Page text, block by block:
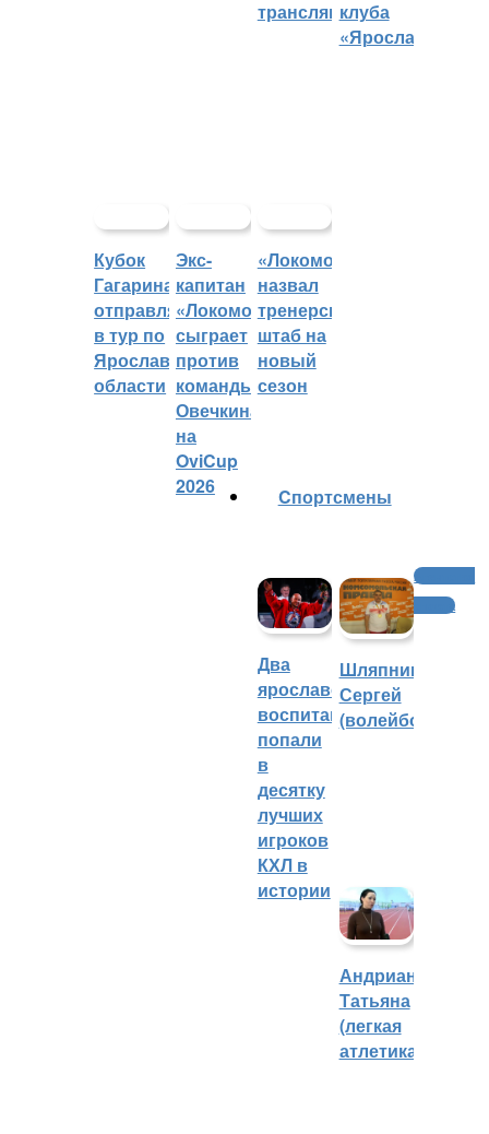
трансляцийклуба
«Ярославич»
Кубок
Гагарина
отправляется
в тур по
Ярославской
области
Экс-
капитан
«Локомотива»
сыграет
против
команды
Овечкина
на
OviCup
2026
«Локомотив»
назвал
тренерский
штаб на
новый
сезон
Cпортсмены
Два
ярославских
воспитанника
попали
в
десятку
лучших
игроков
КХЛ в
истории
Шляпников
Сергей
(волейбол)
Андрианова
Татьяна
(легкая
атлетика)
Агентство
спорта